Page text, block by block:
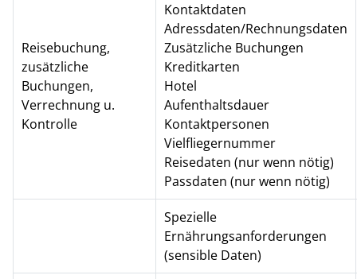
Reisebuchung,
zusätzliche
Buchungen,
Verrechnung u.
Kontrolle
Kontaktdaten
Adressdaten/Rechnungsdaten
Zusätzliche Buchungen
Kreditkarten
Hotel
Aufenthaltsdauer
Kontaktpersonen
Vielfliegernummer
Reisedaten (nur wenn nötig)
Passdaten (nur wenn nötig)
Spezielle
Ernährungsanforderungen
(sensible Daten)